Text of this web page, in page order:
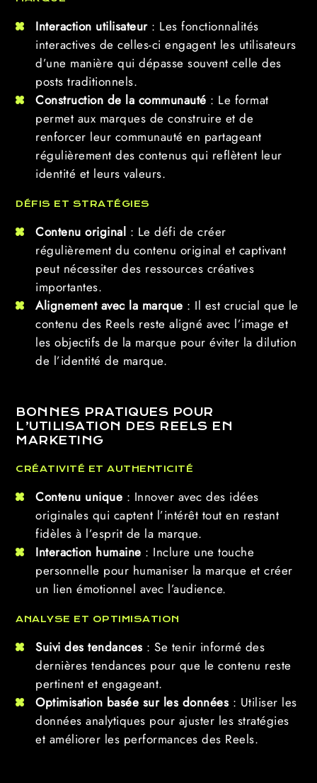
Interaction utilisateur: Les fonctionnalités
interactives de celles-ci engagent les utilisateurs
d’une manière qui dépasse souvent celle des
posts traditionnels.
Construction de la communauté : Le format
permet aux marques de construire et de
renforcer leur communauté en partageant
régulièrement des contenus qui reflètent leur
identité et leurs valeurs.
DÉFIS ET STRATÉGIES
Contenu original : Le défi de créer
régulièrement du contenu original et captivant
peut nécessiter des ressources créatives
importantes.
Alignement avec la marque : Il est crucial que le
contenu des Reels reste aligné avec l’image et
les objectifs de la marque pour éviter la dilution
de l’identité de marque.
BONNES PRATIQUES POUR
L’UTILISATION DES REELS EN
MARKETING
CRÉATIVITÉ ET AUTHENTICITÉ
Contenu unique : Innover avec des idées
originales qui captent l’intérêt tout en restant
fidèles à l’esprit de la marque.
Interaction humaine : Inclure une touche
personnelle pour humaniser la marque et créer
un lien émotionnel avec l’audience.
ANALYSE ET OPTIMISATION
Suivi des tendances : Se tenir informé des
dernières tendances pour que le contenu reste
pertinent et engageant.
Optimisation basée sur les données : Utiliser les
données analytiques pour ajuster les stratégies
et améliorer les performances des Reels.